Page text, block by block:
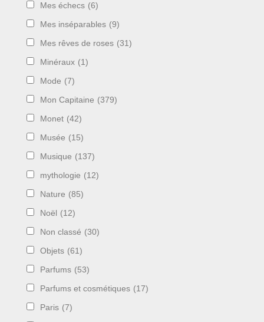
Mes échecs (6)
Mes inséparables (9)
Mes rêves de roses (31)
Minéraux (1)
Mode (7)
Mon Capitaine (379)
Monet (42)
Musée (15)
Musique (137)
mythologie (12)
Nature (85)
Noël (12)
Non classé (30)
Objets (61)
Parfums (53)
Parfums et cosmétiques (17)
Paris (7)